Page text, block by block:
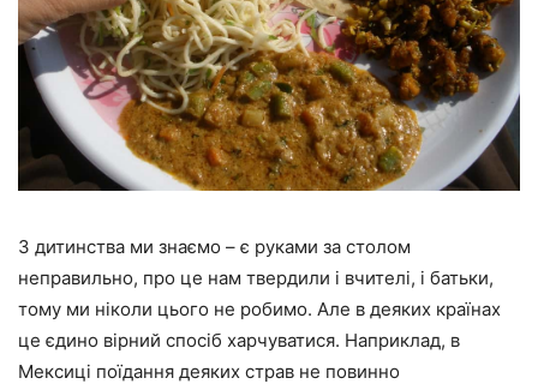
З дитинства ми знаємо – є руками за столом
неправильно, про це нам твердили і вчителі, і батьки,
тому ми ніколи цього не робимо. Але в деяких країнах
це єдино вірний спосіб харчуватися. Наприклад, в
Мексиці поїдання деяких страв не повинно